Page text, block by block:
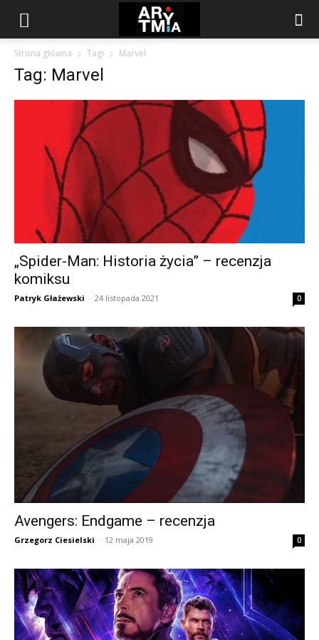
arytmia.eu
Strona główna Tagi Marvel
Tag: Marvel
„Spider-Man: Historia życia” – recenzja
komiksu
Patryk Głażewski - 24 listopada 2021 0
Avengers: Endgame – recenzja
Grzegorz Ciesielski - 12 maja 2019 0